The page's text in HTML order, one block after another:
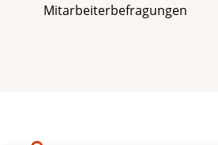
Mitarbeiterbefragungen